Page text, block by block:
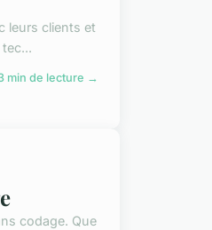
leurs clients et
min de lecture →
codage. Que